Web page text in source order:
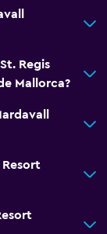
Regis
Mallorca?
Resort